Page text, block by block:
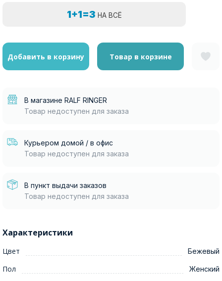
1+1=3 НА ВСЁ
Добавить в корзину Товар в корзине
В магазине RALF RINGER
Товар недоступен для заказа
Курьером домой / в офис
Товар недоступен для заказа
В пункт выдачи заказов
Товар недоступен для заказа
Характеристики
Цвет Бежевый
Пол Женский